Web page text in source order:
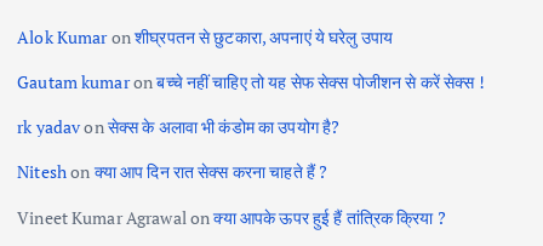
Alok Kumaronशीघ्रपतन से छुटकारा, अपनाएं ये घरेलु उपाय
Gautam kumaronबच्चे नहीं चाहिए तो यह सेफ सेक्स पोजीशन से करें सेक्स !
rk yadavonसेक्स के अलावा भी कंडोम का उपयोग है?
Niteshon क्या आप दिन रात सेक्स करना चाहते हैं ?
Vineet Kumar Agrawal onक्या आपके ऊपर हुई हैं तांत्रिक क्रिया ?